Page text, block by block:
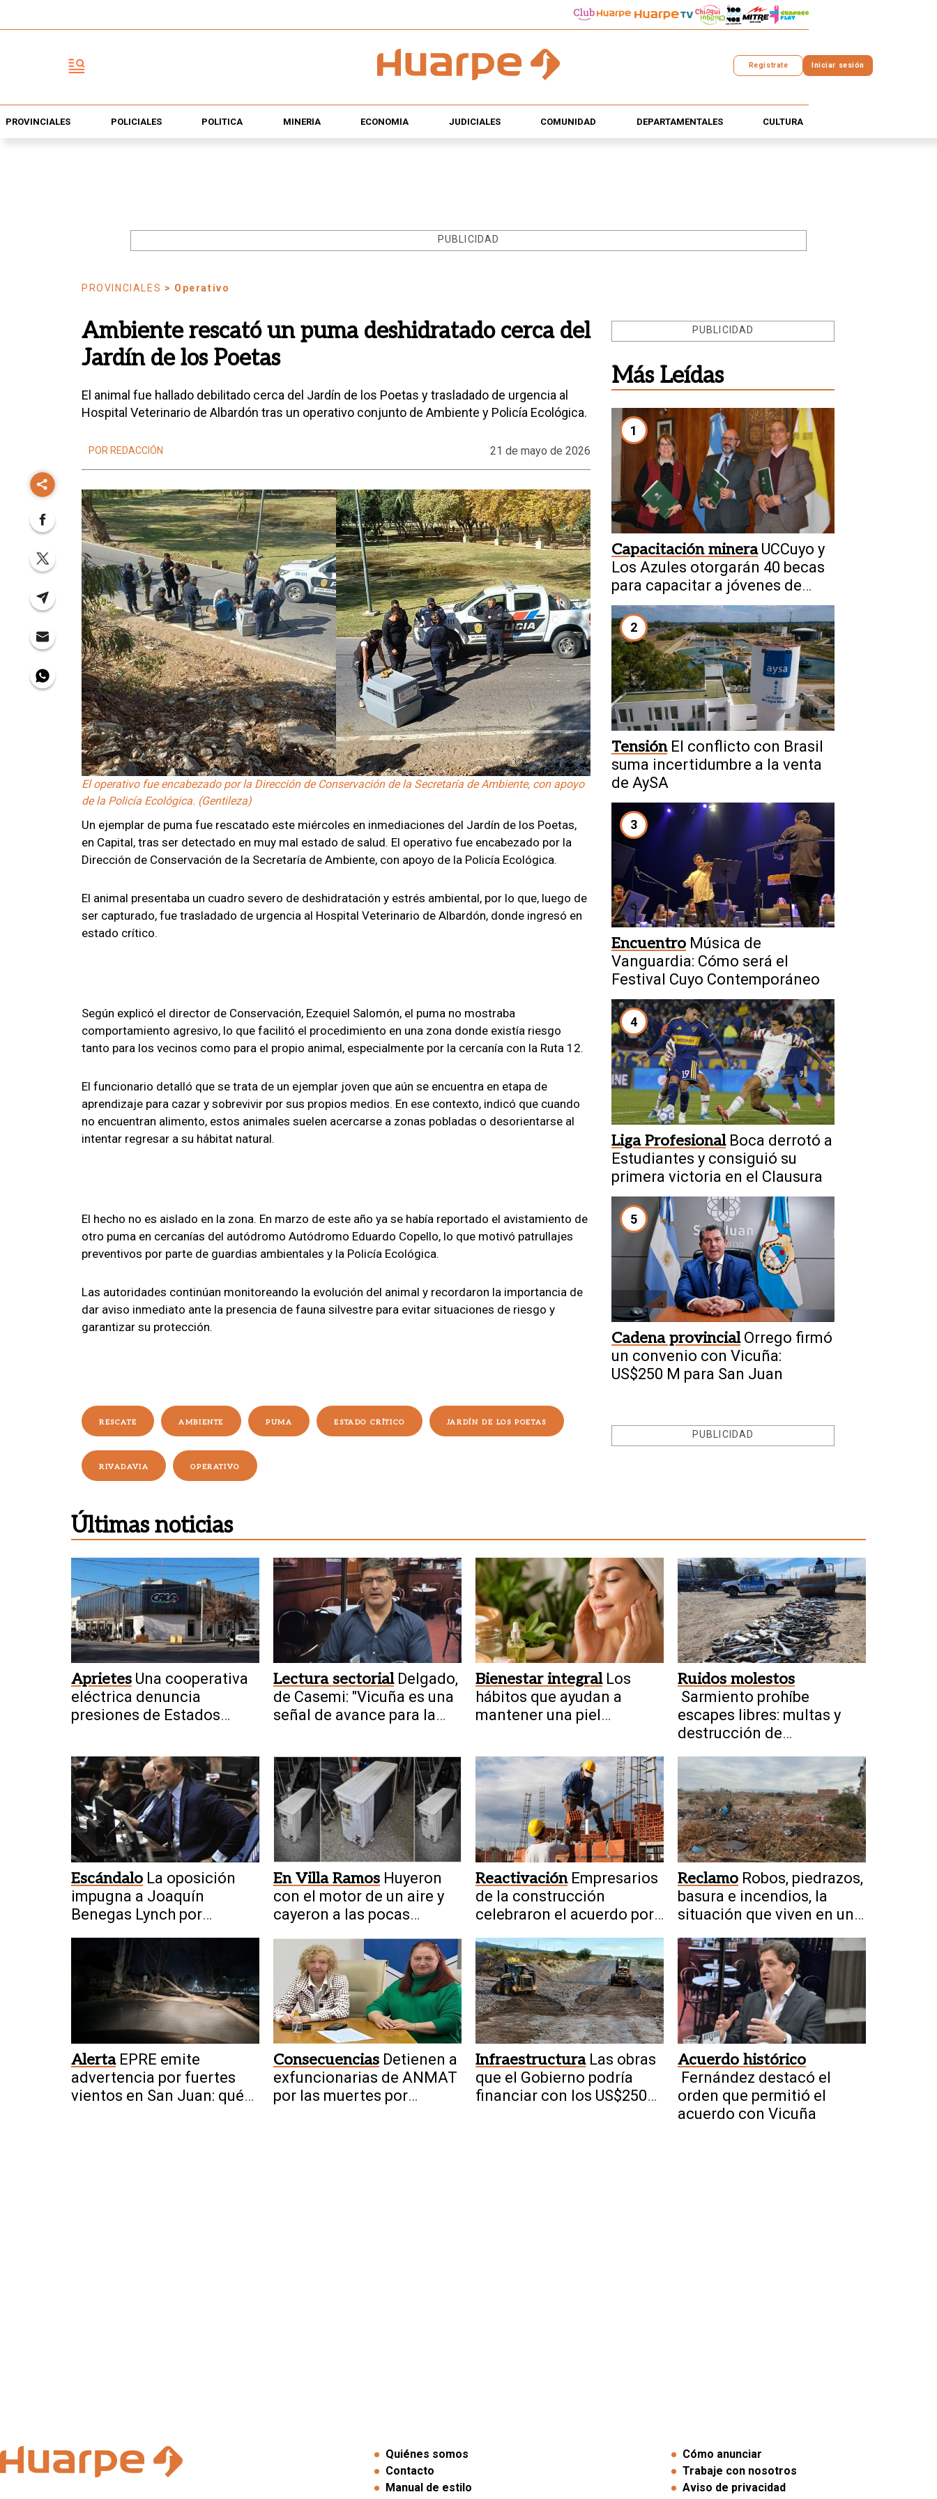
Registrate Iniciar sesión
PROVINCIALES POLICIALES POLÍTICA MINERÍA ECONOMÍA JUDICIALES COMUNIDAD DEPARTAMENTALES CULTURA
PUBLICIDAD
PROVINCIALES > Operativo
Ambiente rescató un puma deshidratado cerca del
Jardín de los Poetas
El animal fue hallado debilitado cerca del Jardín de los Poetas y trasladado de urgencia al
Hospital Veterinario de Albardón tras un operativo conjunto de Ambiente y Policía Ecológica.
POR REDACCIÓN 21 de mayo de 2026
El operativo fue encabezado por la Dirección de Conservación de la Secretaría de Ambiente, con apoyo
de la Policía Ecológica. (Gentileza)
Un ejemplar de puma fue rescatado este miércoles en inmediaciones del Jardín de los Poetas,
en Capital, tras ser detectado en muy mal estado de salud. El operativo fue encabezado por la
Dirección de Conservación de la Secretaría de Ambiente, con apoyo de la Policía Ecológica.
El animal presentaba un cuadro severo de deshidratación y estrés ambiental, por lo que, luego de
ser capturado, fue trasladado de urgencia al Hospital Veterinario de Albardón, donde ingresó en
estado crítico.
Según explicó el director de Conservación, Ezequiel Salomón, el puma no mostraba
comportamiento agresivo, lo que facilitó el procedimiento en una zona donde existía riesgo
tanto para los vecinos como para el propio animal, especialmente por la cercanía con la Ruta 12.
El funcionario detalló que se trata de un ejemplar joven que aún se encuentra en etapa de
aprendizaje para cazar y sobrevivir por sus propios medios. En ese contexto, indicó que cuando
no encuentran alimento, estos animales suelen acercarse a zonas pobladas o desorientarse al
intentar regresar a su hábitat natural.
El hecho no es aislado en la zona. En marzo de este año ya se había reportado el avistamiento de
otro puma en cercanías del autódromo Autódromo Eduardo Copello, lo que motivó patrullajes
preventivos por parte de guardias ambientales y la Policía Ecológica.
Las autoridades continúan monitoreando la evolución del animal y recordaron la importancia de
dar aviso inmediato ante la presencia de fauna silvestre para evitar situaciones de riesgo y
garantizar su protección.
RESCATE AMBIENTE PUMA ESTADO CRÍTICO JARDÍN DE LOS POETAS
RIVADAVIA OPERATIVO
PUBLICIDAD
Más Leídas
1
Capacitación minera UCCuyo y
Los Azules otorgarán 40 becas
para capacitar a jóvenes de
Calingasta
2
Tensión El conflicto con Brasil
suma incertidumbre a la venta
de AySA
3
Encuentro Música de
Vanguardia: Cómo será el
Festival Cuyo Contemporáneo
4
Liga Profesional Boca derrotó a
Estudiantes y consiguió su
primera victoria en el Clausura
5
Cadena provincial Orrego firmó
un convenio con Vicuña:
US$250 M para San Juan
PUBLICIDAD
Últimas noticias
Aprietes Una cooperativa
eléctrica denuncia
presiones de Estados
Lectura sectorial Delgado,
de Casemi: "Vicuña es una
señal de avance para la
Bienestar integral Los
hábitos que ayudan a
mantener una piel
Ruidos molestos
Sarmiento prohíbe
escapes libres: multas y
destrucción de
Escándalo La oposición
impugna a Joaquín
Benegas Lynch por
intereses con la ley de
tierras
En Villa Ramos Huyeron
con el motor de un aire y
cayeron a las pocas
Reactivación Empresarios
de la construcción
celebraron el acuerdo por
Reclamo Robos, piedrazos,
basura e incendios, la
situación que viven en un
Alerta EPRE emite
advertencia por fuertes
vientos en San Juan: qué
Consecuencias Detienen a
exfuncionarias de ANMAT
por las muertes por
Infraestructura Las obras
que el Gobierno podría
financiar con los US$250
Acuerdo histórico
Fernández destacó el
orden que permitió el
acuerdo con Vicuña
Quiénes somos
Contacto
Manual de estilo
Cómo anunciar
Trabaje con nosotros
Aviso de privacidad